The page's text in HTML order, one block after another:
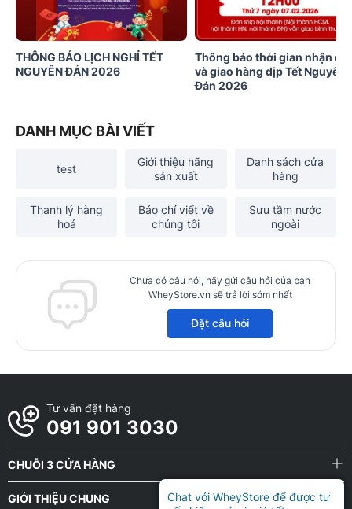
THÔNG BÁO LỊCH NGHỈ TẾT
NGUYÊN ĐÁN 2026
Thông báo thời gian nhận
và giao hàng dịp Tết Nguyên
Đán 2026
DANH MỤC BÀI VIẾT
test
Giới thiệu hãng
sản xuất
Danh sách cửa
hàng
Thanh lý hàng
hoá
Báo chí viết về
chúng tôi
Sưu tầm nước
ngoài
Chưa có câu hỏi, hãy gửi câu hỏi của bạn
WheyStore.vn sẽ trả lời sớm nhất
Đặt câu hỏi
Tư vấn đặt hàng
091 901 3030
CHUỖI 3 CỬA HÀNG
GIỚI THIỆU CHUNG
Chat với WheyStore để được tư